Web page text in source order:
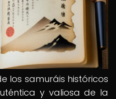
los samuráis históricos
y valiosa de la